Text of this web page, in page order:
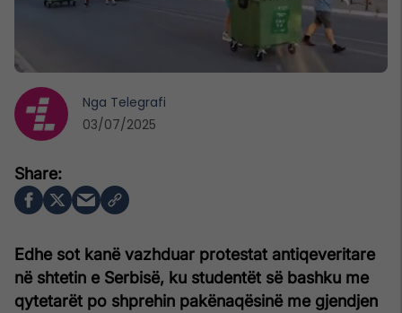
Edhe sot kanë vazhduar protestat antiqeveritare
në shtetin e Serbisë, ku studentët së bashku me
qytetarët po shprehin pakënaqësinë me gjendjen
Nga Telegrafi
03/07/2025